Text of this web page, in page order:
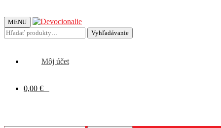
MENU
Hľadať: Vyhľadávanie
Môj účet
0,00 €